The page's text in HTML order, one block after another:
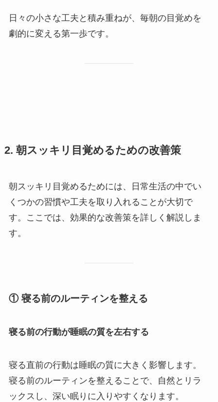
日々の小さな工夫と積み重ねが、毎朝の目覚めを
劇的に変える第一歩です。
2. 朝スッキリ目覚めるための改善策
朝スッキリ目覚めるためには、日常生活の中でい
くつかの習慣や工夫を取り入れることが大切で
す。ここでは、効果的な改善策を詳しく解説しま
す。
① 寝る前のルーティンを整える
寝る前の行動が睡眠の質を左右する
寝る直前の行動は睡眠の質に大きく影響します。
寝る前のルーティンを整えることで、自然とリラ
ックスし、深い眠りに入りやすくなります。